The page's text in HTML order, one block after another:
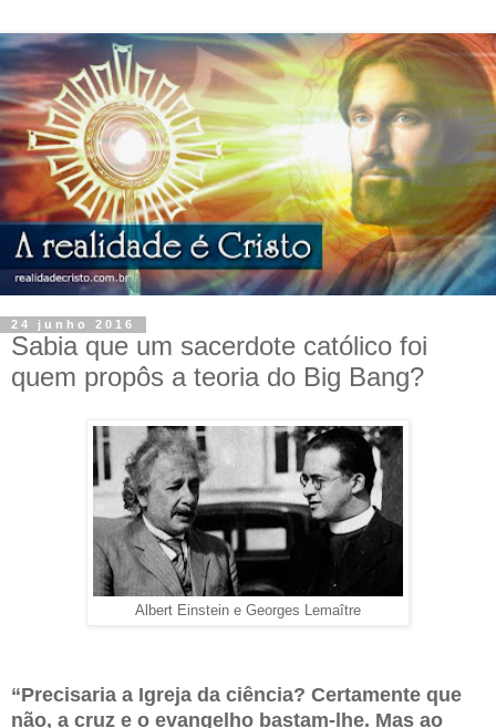
24 junho 2016
Sabia que um sacerdote católico foi
quem propôs a teoria do Big Bang?
Albert Einstein e Georges Lemaître
“Precisaria a Igreja da ciência? Certamente que
não, a cruz e o evangelho bastam-lhe. Mas ao